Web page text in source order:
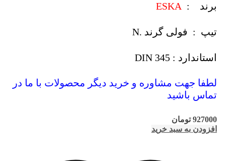
برند : ESKA
تیپ : فولی گرند .N
استاندارد : DIN 345
لطفا جهت مشاوره و خرید دیگر محصولات با ما در
تماس باشید
927000 تومان
افزودن به سبد خرید